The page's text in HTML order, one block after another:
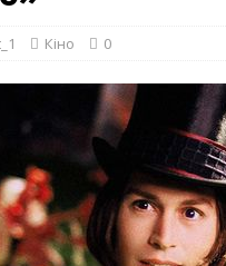
Кіно 0